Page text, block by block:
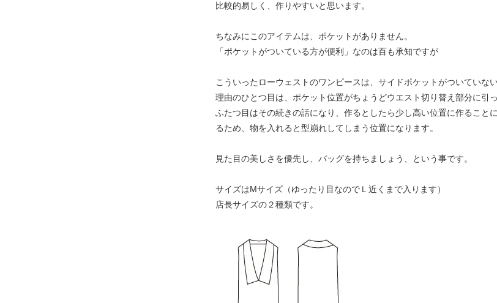
比較的易しく、作りやすいと思います。
ちなみにこのアイテムは、ポケットがありません。
「ポケットがついている方が便利」なのは百も承知ですが
こういったローウェストのワンピースは、サイドポケットがついていない
理由のひとつ目は、ポケット位置がちょうどウエスト切り替え部分に引っ
ふたつ目はその続きの話になり、作るとしたら少し高い位置に作るこ
るため、物を入れると型崩れしてしまう位置になります。
見た目の美しさを優先し、バッグを持ちましょう、という事です。
サイズはMサイズ（ゆったり目なのでＬ近くまで入ります）
店長サイズの２種類です。